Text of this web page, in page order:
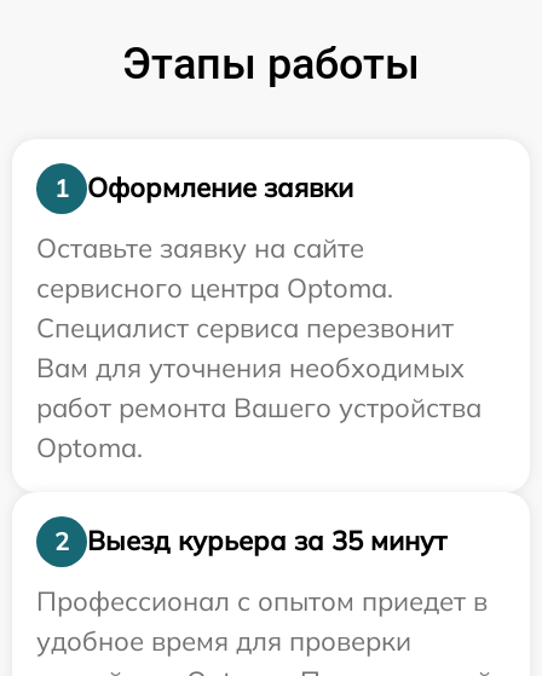
Этапы работы
1
Оформление заявки
Оставьте заявку на сайте
сервисного центра Optoma.
Специалист сервиса перезвонит
Вам для уточнения необходимых
работ ремонта Вашего устройства
Optoma.
2
Выезд курьера за 35 минут
Профессионал с опытом приедет в
удобное время для проверки